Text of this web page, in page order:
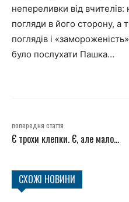
непереливки від вчителів:
погляди в його сторону, а
поглядів і
було послухати Пашка…
попередня стаття
Є трохи клепки. Є, але мало…
СХОЖІ НОВИНИ